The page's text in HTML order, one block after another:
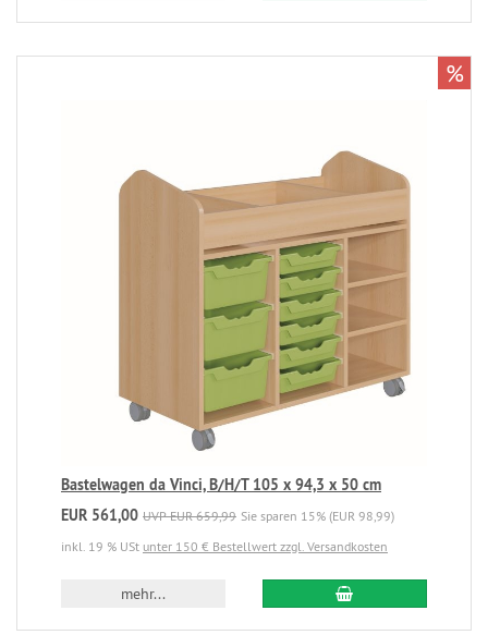
Bastelwagen da Vinci, B/H/T 105 x 94,3 x 50 cm
EUR 561,00 UVP EUR 659,99 Sie sparen 15% (EUR 98,99)
inkl. 19 % USt unter 150 € Bestellwert zzgl. Versandkosten
mehr...
%